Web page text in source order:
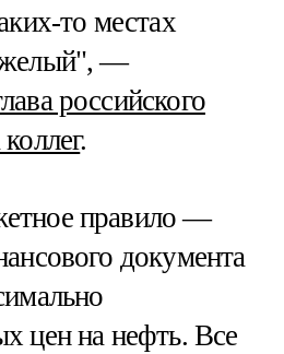
то местах
—
российского
.
правило —
документа
цен на нефть. Все